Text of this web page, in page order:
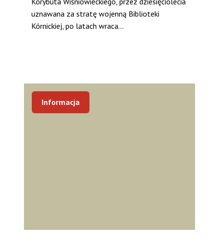
uznawana za stratę wojenną Biblioteki
Kórnickiej, po latach wraca...
Informacja